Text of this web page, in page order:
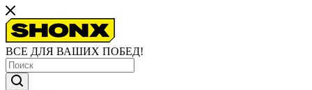
ВСЕ ДЛЯ ВАШИХ ПОБЕД!